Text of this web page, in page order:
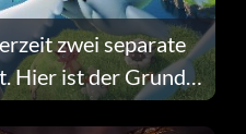
zwei separate
Hier ist der Grund